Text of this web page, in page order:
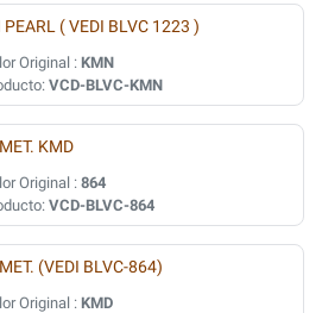
( VEDI BLVC 1223 )
Original : KMN
VCD-BLVC-KMN
KMD
Original :864
VCD-BLVC-864
(VEDI BLVC-864)
Original : KMD